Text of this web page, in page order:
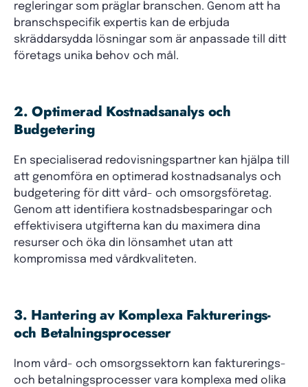
regleringar som präglar branschen. Genom att ha
branschspecifik expertis kan de erbjuda
skräddarsydda lösningar som är anpassade till ditt
företags unika behov och mål.
2. Optimerad Kostnadsanalys och
Budgetering
En specialiserad redovisningspartner kan hjälpa till
att genomföra en optimerad kostnadsanalys och
budgetering för ditt vård- och omsorgsföretag.
Genom att identifiera kostnadsbesparingar och
effektivisera utgifterna kan du maximera dina
resurser och öka din lönsamhet utan att
kompromissa med vårdkvaliteten.
3. Hantering av Komplexa Fakturerings-
och Betalningsprocesser
Inom vård- och omsorgssektorn kan fakturerings-
och betalningsprocesser vara komplexa med olika